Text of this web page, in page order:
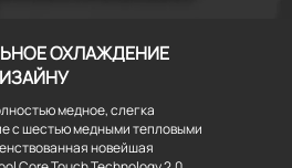
ОХЛАЖДЕНИЕ
медное, слегка
с шестью медными тепловыми
новейшая